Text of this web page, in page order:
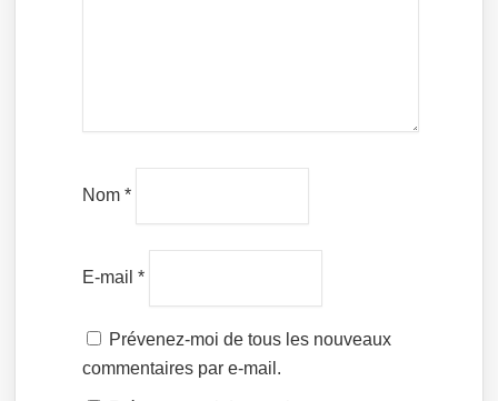
Nom*
E-mail*
Prévenez-moi de tous les nouveaux
commentaires par e-mail.